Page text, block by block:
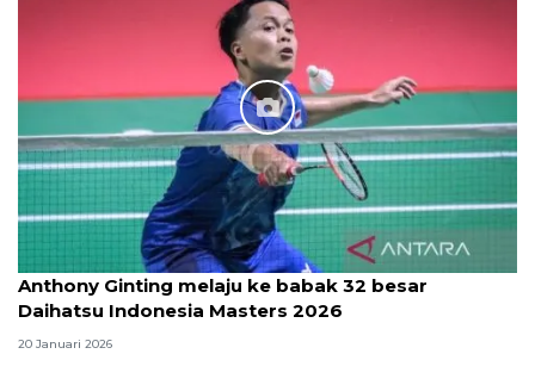
Anthony Ginting melaju ke babak 32 besar
Daihatsu Indonesia Masters 2026
20 Januari 2026